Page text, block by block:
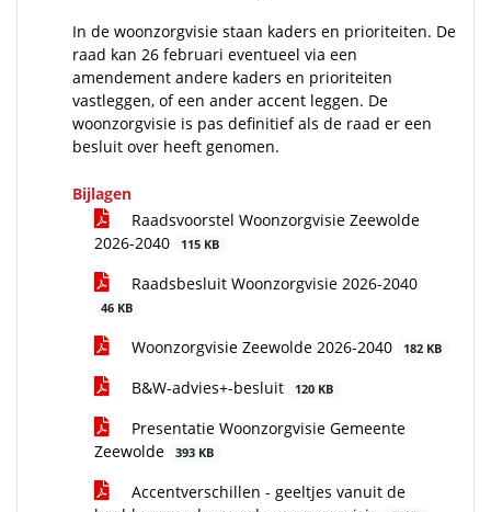
In de woonzorgvisie staan kaders en prioriteiten. De
raad kan 26 februari eventueel via een
amendement andere kaders en prioriteiten
vastleggen, of een ander accent leggen. De
woonzorgvisie is pas definitief als de raad er een
besluit over heeft genomen.
Bijlagen
Raadsvoorstel Woonzorgvisie Zeewolde
2026-2040
115 KB
Raadsbesluit Woonzorgvisie 2026-2040
46 KB
Woonzorgvisie Zeewolde 2026-2040 182 KB
B&W-advies+-besluit 120 KB
Presentatie Woonzorgvisie Gemeente
Zeewolde
393 KB
Accentverschillen - geeltjes vanuit de